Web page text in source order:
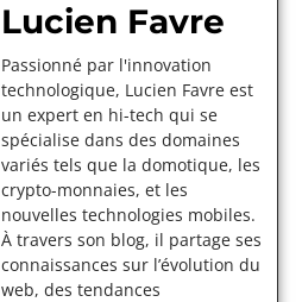
Lucien Favre
Passionné par l'innovation
technologique, Lucien Favre est
un expert en hi-tech qui se
spécialise dans des domaines
variés tels que la domotique, les
crypto-monnaies, et les
nouvelles technologies mobiles.
À travers son blog, il partage ses
connaissances sur l’évolution du
web, des tendances